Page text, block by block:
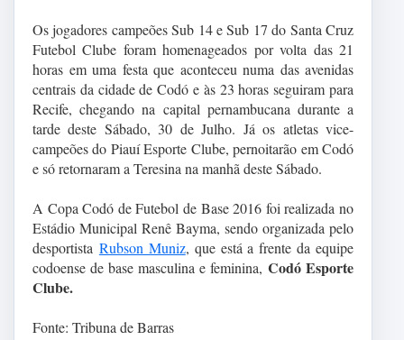
Os jogadores campeões Sub 14 e Sub 17 do Santa Cruz
Futebol Clube foram homenageados por volta das 21
horas em uma festa que aconteceu numa das avenidas
centrais da cidade de Codó e às 23 horas seguiram para
Recife, chegando na capital pernambucana durante a
tarde deste Sábado, 30 de Julho. Já os atletas vice-
campeões do Piauí Esporte Clube, pernoitarão em Codó
e só retornaram a Teresina na manhã deste Sábado.
A Copa Codó de Futebol de Base 2016 foi realizada no
Estádio Municipal Renê Bayma, sendo organizada pelo
desportista Rubson Muniz, que está a frente da equipe
codoense de base masculina e feminina, Codó Esporte
Clube.
Fonte: Tribuna de Barras